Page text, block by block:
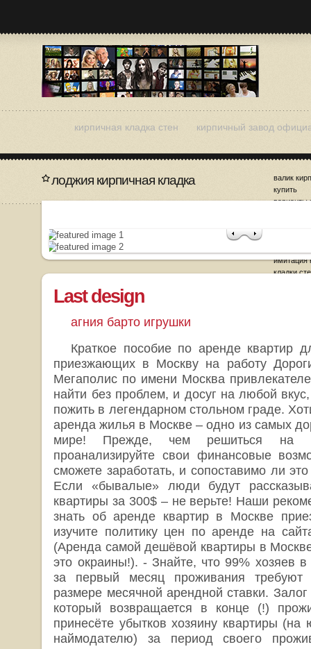
кирпичная кладка стен кирпичный завод
валик
купить
варианты
имитация
кладки
лоджия кирпичная кладка
Last design
агния барто игрушки
Краткое пособие по аренде квартир
приезжающих в Москву на работу
Мегаполис по имени Москва
найти без проблем, и досуг на любой
пожить в легендарном стольном граде.
аренда жилья в Москве – одно из самых
мире! Прежде, чем решиться на
проанализируйте свои финансовые
сможете заработать, и сопоставимо ли
Если «бывалые» люди будут
квартиры за 300$ – не верьте! Наши
знать об аренде квартир в Москве
изучите политику цен по аренде на
(Аренда самой дешёвой квартиры в
это окраины!). - Знайте, что 99% хозяев
за первый месяц проживания
размере месячной арендной ставки. Залог
который возвращается в конце (!)
принесёте убытков хозяину квартиры (на
наймодателю) за период своего